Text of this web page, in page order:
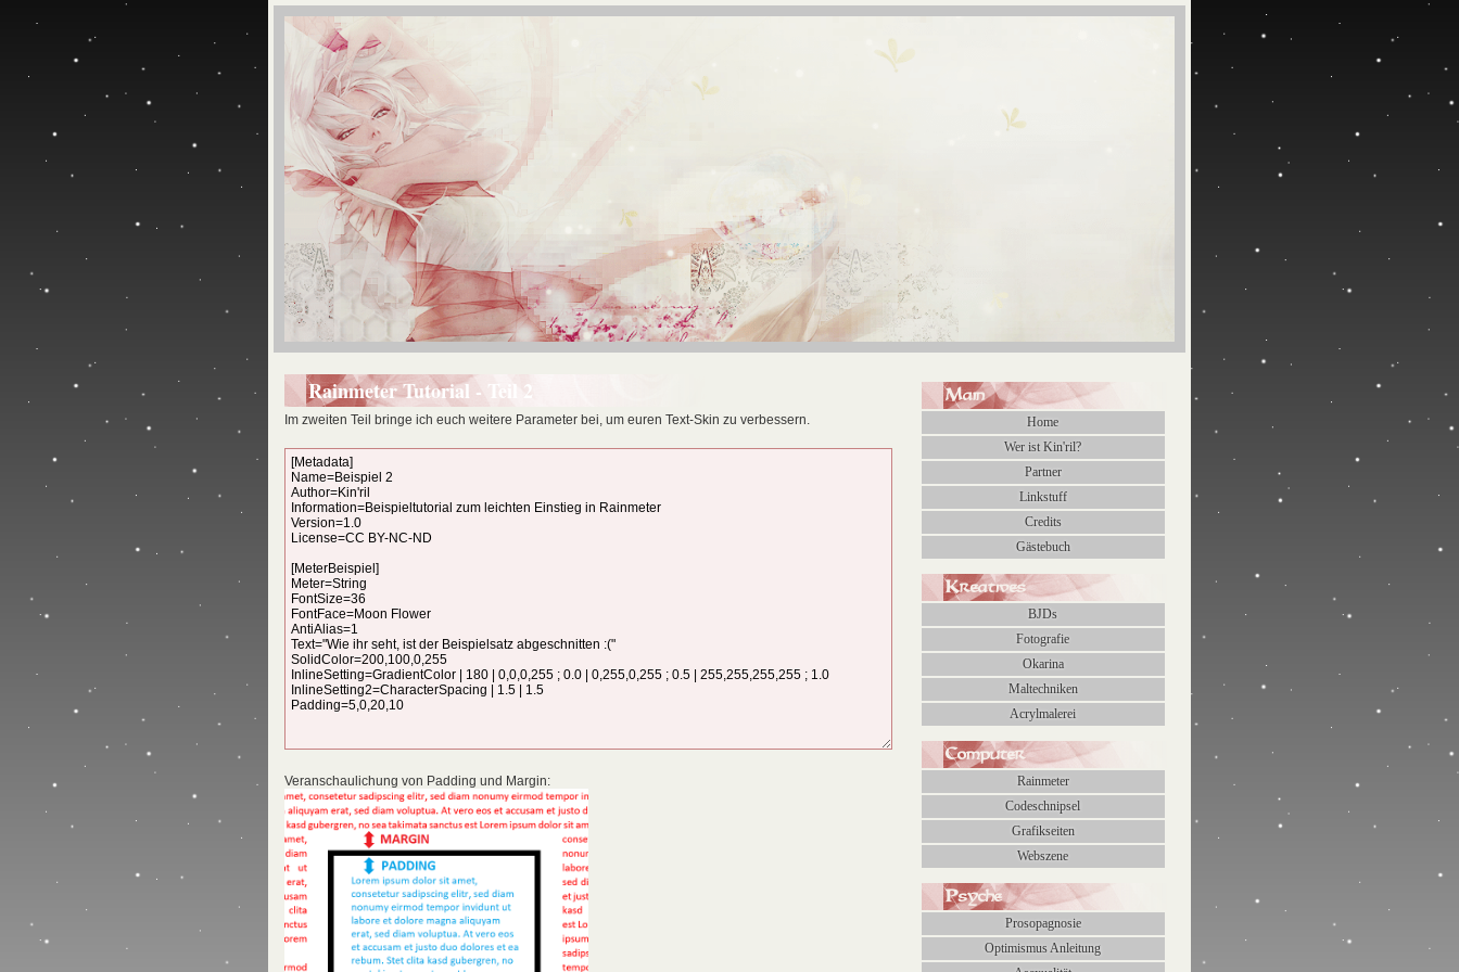
Main
Home
Wer ist Kin'ril?
Partner
Linkstuff
Credits
Gästebuch
Kreatives
BJDs
Fotografie
Okarina
Maltechniken
Acrylmalerei
Computer
Rainmeter
Codeschnipsel
Grafikseiten
Webszene
Psyche
Prosopagnosie
Optimismus Anleitung
Rainmeter Tutorial - Teil 2
Im zweiten Teil bringe ich euch weitere Parameter bei, um euren Text-Skin zu verbessern.
Veranschaulichung von Padding und Margin: